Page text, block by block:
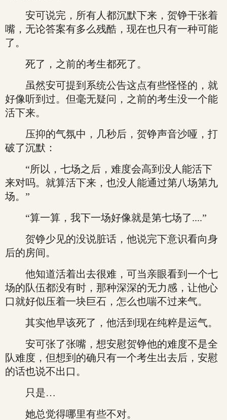
安可说完，所有人都沉默下来，贺铮干张着
嘴，无论答案有多么残酷，现在也只有一种可能
了。
死了，之前的考生都死了。
虽然安可提到系统公告这点有些怪怪的，就
好像听到过。但毫无疑问，之前的考生没一个能
活下来。
压抑的气氛中，几秒后，贺铮声音沙哑，打
破了沉默：
“所以，七场之后，难度会高到没人能活下
来对吗。就算活下来，也没人能通过第八场第九
场。”
“算一算，我下一场好像就是第七场了....”
贺铮少见的没说脏话，他说完下意识看向身
后的房间。
他知道活着出去很难，可当亲眼看到一个七
场的队伍都没有时，那种深深的无力感，让他心
口就好似压着一块巨石，怎么也喘不过来气。
其实他早该死了，他活到现在纯粹是运气。
安可张了张嘴，想安慰贺铮他的难度不是全
队难度，但想到的确只有一个考生出去后，安慰
的话也说不出口。
只是…
她总觉得哪里有些不对。